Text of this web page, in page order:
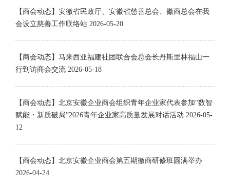
【商会动态】安徽省民政厅、安徽省慈善总会、徽商总会在我
会设立慈善工作联络站 2026-05-20
【商会动态】马来西亚福建社团联合会总会长丹斯里林福山一
行到访商会交流 2026-05-18
【商会动态】北京安徽企业商会组织青年企业家代表参加“数智
赋能・新质破局”2026青年企业家高质量发展对话活动 2026-05-
12
【商会动态】北京安徽企业商会第五期徽商研修班圆满举办
2026-04-24